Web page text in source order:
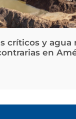
críticos y agua
en